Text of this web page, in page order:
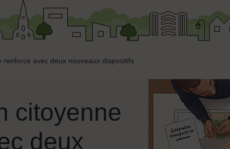
citoyenne
deux
renforce avec deux nouveaux dispositifs